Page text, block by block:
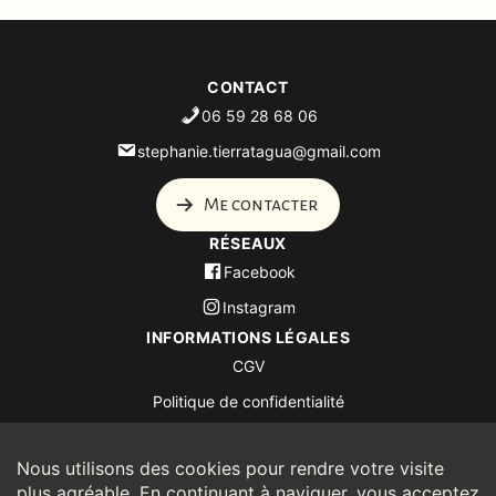
INFORMATIONS LÉGALES
CGV
Politique de confidentialité
RÉSEAUX
Facebook
Instagram
CONTACT
06 59 28 68 06
stephanie.tierratagua@gmail.com
Me contacter